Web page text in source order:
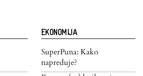
EKONOMIJA
SuperPuna: Kako
napreduje?